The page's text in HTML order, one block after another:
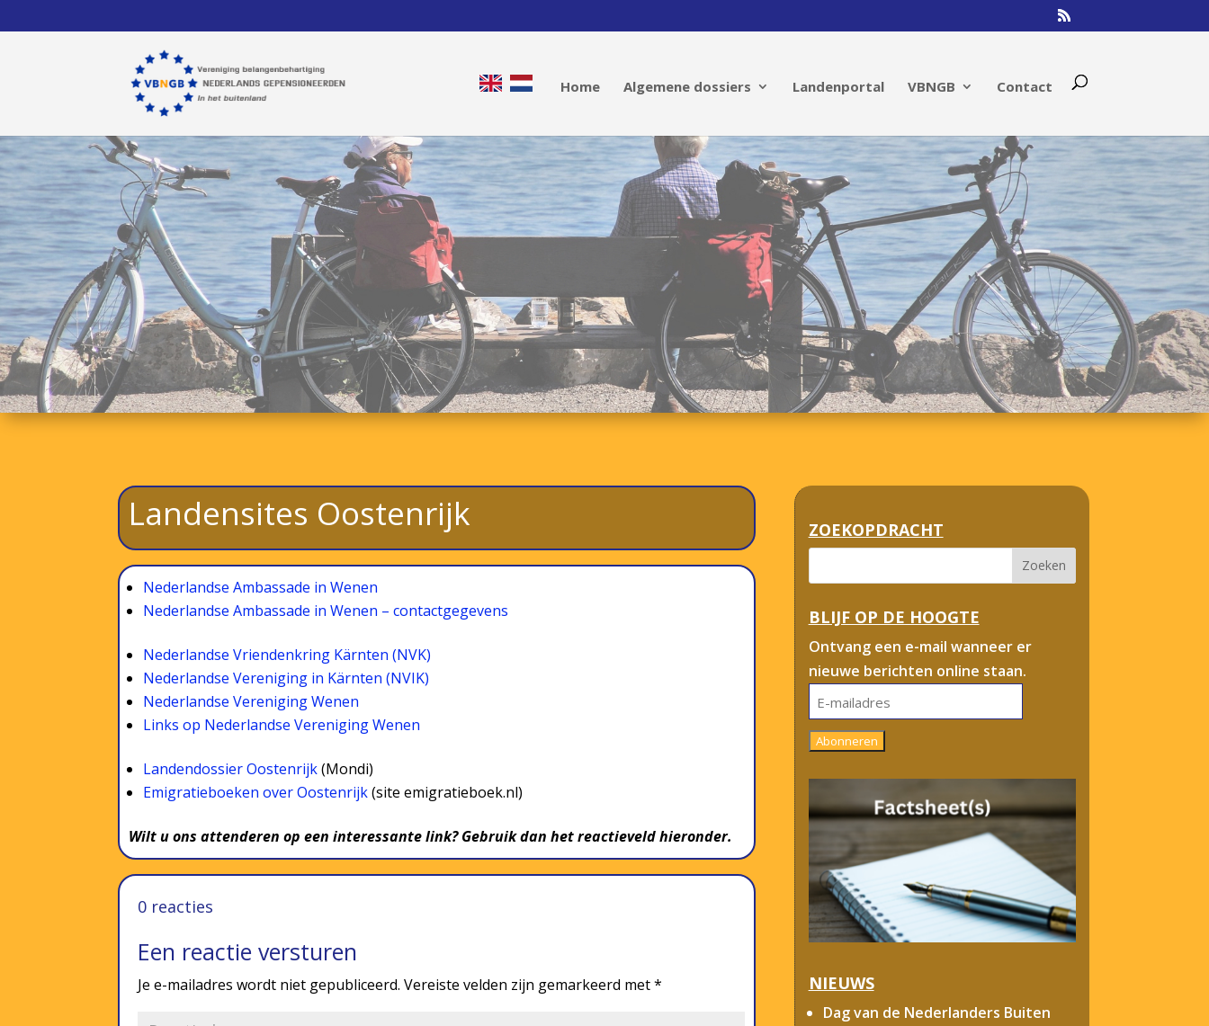
Home Algemene dossiers Landenportal VBNGB Contact
Landensites Oostenrijk
Nederlandse Ambassade in Wenen
Nederlandse Ambassade in Wenen – contactgegevens
Nederlandse Vriendenkring Kärnten (NVK)
Nederlandse Vereniging in Kärnten (NVIK)
Nederlandse Vereniging Wenen
Links op Nederlandse Vereniging Wenen
Landendossier Oostenrijk(Mondi)
Emigratieboeken over Oostenrijk(site emigratieboek.nl)
Wilt u ons attenderen op een interessante link? Gebruik dan het reactieveld hieronder.
0 reacties
Een reactie versturen
Je e-mailadres wordt niet gepubliceerd. Vereiste velden zijn gemarkeerd met*
ZOEKOPDRACHT
BLIJF OP DE HOOGTE
Ontvang een e-mail wanneer er
nieuwe berichten online staan.
E-
mailadres
Abonneren
NIEUWS
Dag van de Nederlanders Buiten